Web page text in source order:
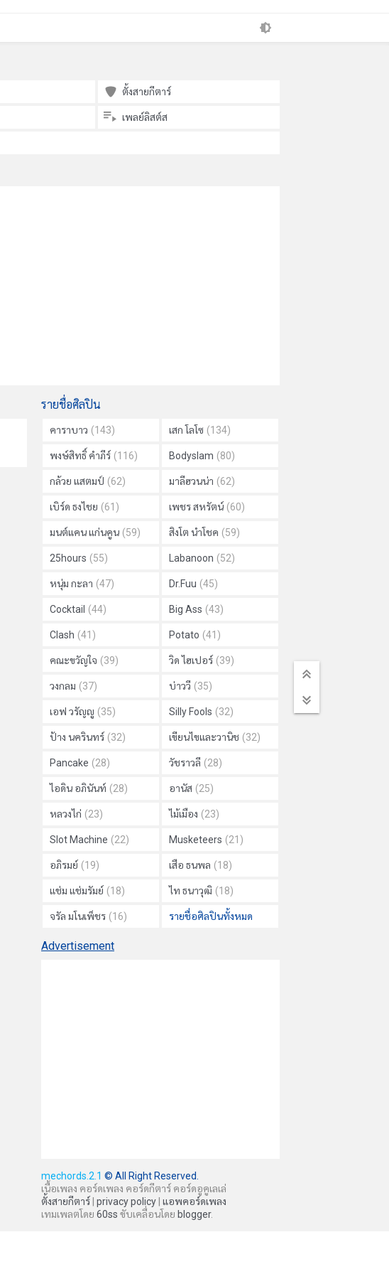
ตั้งสายกีตาร์
เพลย์ลิสต์ส
รายชื่อศิลปิน
คาราบาว (143) เสก โลโซ (134)
พงษ์สิทธิ์ คำภีร์ (116) Bodyslam (80)
กล้วย แสตมป์ (62) มาลีฮวนน่า (62)
เบิร์ด ธงไชย (61) เพชร สหรัตน์ (60)
มนต์แคน แก่นคูน (59) สิงโต นำโชค (59)
25hours (55) Labanoon (52)
หนุ่ม กะลา (47) Dr.Fuu (45)
Cocktail (44) Big Ass (43)
Clash (41) Potato (41)
คณะขวัญใจ (39) วิด ไฮเปอร์ (39)
วงกลม (37) บ่าววี (35)
เอฟ วรัญญู (35) Silly Fools (32)
ป้าง นครินทร์ (32) เขียนไขและวานิช (32)
Pancake (28) วัชราวลี (28)
ไอดิน อภินันท์ (28) อานัส (25)
หลวงไก่ (23) ไม้เมือง (23)
Slot Machine (22) Musketeers (21)
อภิรมย์ (19) เสือ ธนพล (18)
แช่ม แช่มรัมย์ (18) ไท ธนาวุฒิ (18)
จรัล มโนเพ็ชร (16) รายชื่อศิลปินทั้งหมด
Advertisement
mechords.2.1 © All Right Reserved.
เนื้อเพลง คอร์ดเพลง คอร์ดกีตาร์ คอร์ดอูคูเลเล่
ตั้งสายกีตาร์ privacy policy แอพคอร์ดเพลง
เทมเพลตโดย 60ss ขับเคลื่อนโดย blogger.